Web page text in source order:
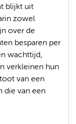
blijkt uit
zowel
over de
besparen per
wachttijd,
verkleinen hun
van een
die van een